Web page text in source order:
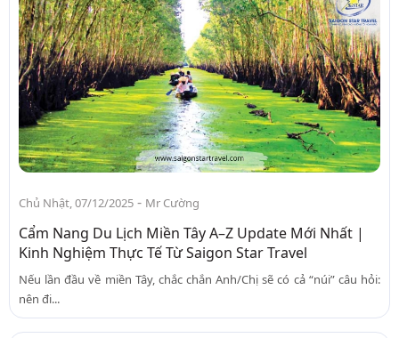
Chủ Nhật, 07/12/2025 - Mr Cường
Cẩm Nang Du Lịch Miền Tây A–Z Update Mới Nhất |
Kinh Nghiệm Thực Tế Từ Saigon Star Travel
Nếu lần đầu về miền Tây, chắc chắn Anh/Chị sẽ có cả “núi” câu hỏi:
nên đi...